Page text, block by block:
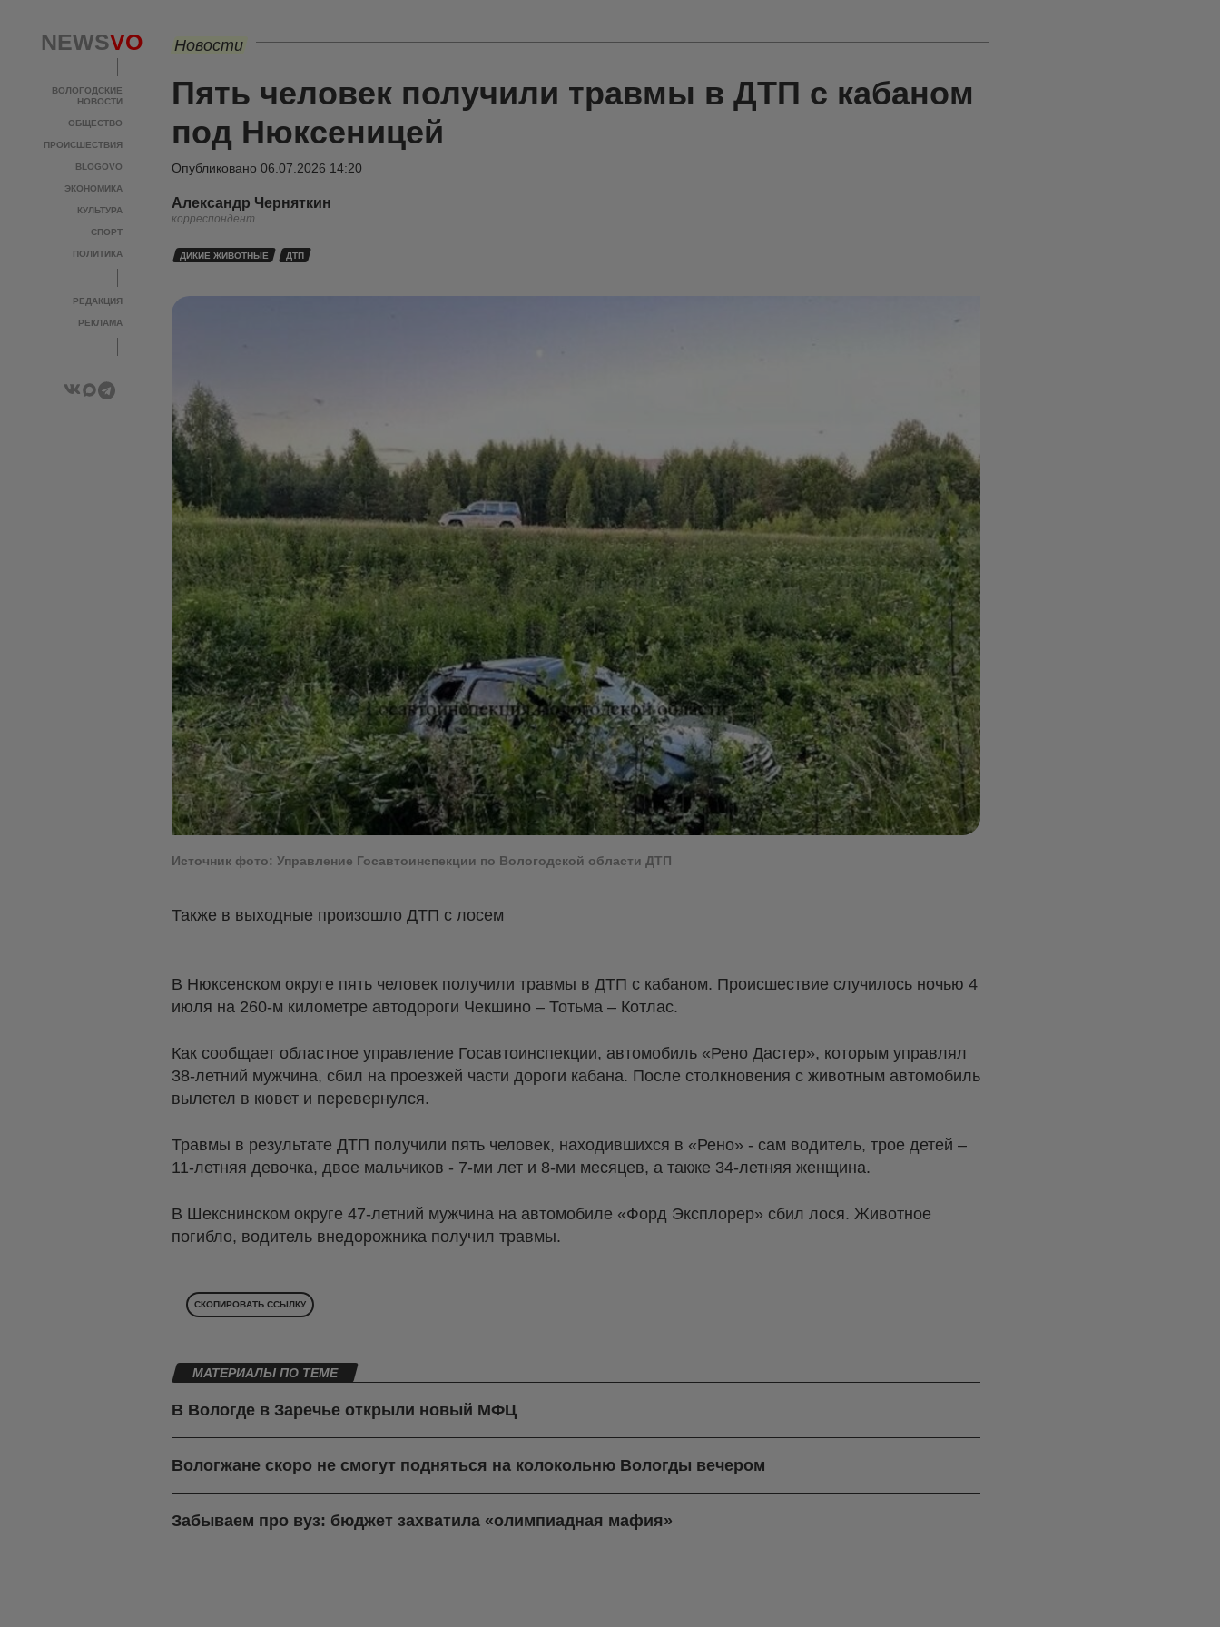
NEWSVO
ВОЛОГОДСКИЕ
НОВОСТИ
ОБЩЕСТВО
ПРОИСШЕСТВИЯ
BLOGOVO
ЭКОНОМИКА
КУЛЬТУРА
СПОРТ
ПОЛИТИКА
РЕДАКЦИЯ
РЕКЛАМА
Новости
Пять человек получили травмы в ДТП с кабаном
под Нюксеницей
Опубликовано 06.07.2026 14:20
Александр Черняткин
корреспондент
ДИКИЕ ЖИВОТНЫЕ ДТП
Источник фото: Управление Госавтоинспекции по Вологодской области ДТП
Также в выходные произошло ДТП с лосем
В Нюксенском округе пять человек получили травмы в ДТП с кабаном. Происшествие случилось ночью 4
июля на 260-м километре автодороги Чекшино – Тотьма – Котлас.
Как сообщает областное управление Госавтоинспекции, автомобиль «Рено Дастер», которым управлял
38-летний мужчина, сбил на проезжей части дороги кабана. После столкновения с животным автомобиль
вылетел в кювет и перевернулся.
Травмы в результате ДТП получили пять человек, находившихся в «Рено» - сам водитель, трое детей –
11-летняя девочка, двое мальчиков - 7-ми лет и 8-ми месяцев, а также 34-летняя женщина.
В Шекснинском округе 47-летний мужчина на автомобиле «Форд Эксплорер» сбил лося. Животное
погибло, водитель внедорожника получил травмы.
СКОПИРОВАТЬ ССЫЛКУ
МАТЕРИАЛЫ ПО ТЕМЕ
В Вологде в Заречье открыли новый МФЦ
Вологжане скоро не смогут подняться на колокольню Вологды вечером
Забываем про вуз: бюджет захватила «олимпиадная мафия»